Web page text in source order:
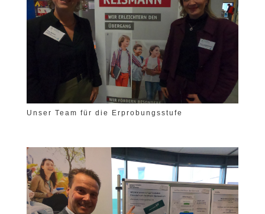
Unser Team für die Erprobungsstufe